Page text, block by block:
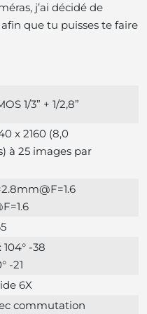
j’ai décidé de
que tu puisses te faire
1/3” + 1/2,8”
x 2160 (8,0
à 25 images par
-38
-21
6X
commutation